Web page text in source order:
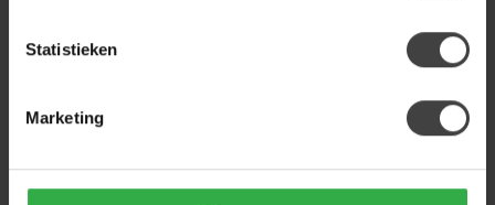
Statistieken
MarketingLABEL51
140 cm 399,00